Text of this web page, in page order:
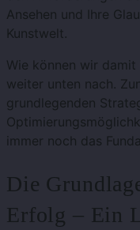
Ansehen und Ihre
Kunstwelt.
Wie können wir damit
weiter unten nach.
grundlegenden
immer noch das
Die
Erfolg – Ein